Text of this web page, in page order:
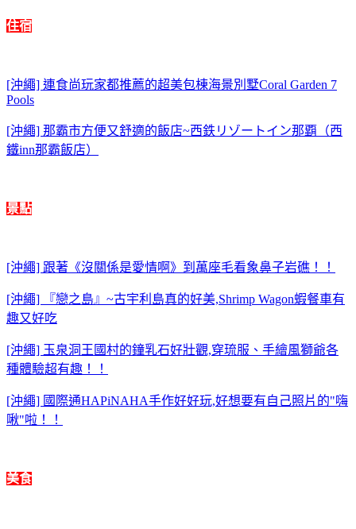
住宿
[沖繩] 連食尚玩家都推薦的超美包棟海景別墅Coral Garden 7
Pools
[沖繩] 那霸市方便又舒適的飯店~西鉄リゾートイン那覇（西
鐵inn那霸飯店）
景點
[沖繩] 跟著《沒關係是愛情啊》到萬座毛看象鼻子岩礁！！
[沖繩] 『戀之島』~古宇利島真的好美,Shrimp Wagon蝦餐車有
趣又好吃
[沖繩] 玉泉洞王國村的鐘乳石好壯觀,穿琉服、手繪風獅爺各
種體驗超有趣！！
[沖繩] 國際通HAPiNAHA手作好好玩,好想要有自己照片的"嗨
啾"啦！！
美食